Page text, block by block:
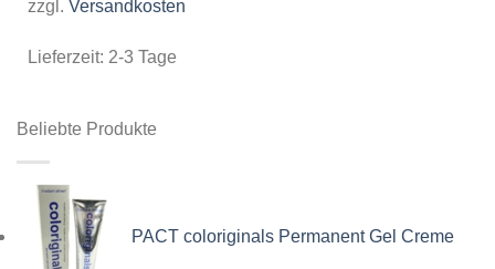
zzgl. Versandkosten
Lieferzeit: 2-3 Tage
Beliebte Produkte
PACT coloriginals Permanent Gel Creme